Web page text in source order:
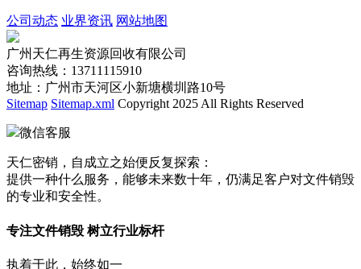
公司动态 业界资讯 网站地图
广州天仁再生资源回收有限公司
咨询热线：13711115910
地址：广州市天河区小新塘横圳路10号
Sitemap Sitemap.xml Copyright 2025 All Rights Reserved
微信客服
天仁密销，自成立之始便反复探索：
提供一种什么服务，能够未来数十年，仍满足客户对文件销毁
的专业和安全性。
专注文件销毁 树立行业标杆
执着于此，始终如一